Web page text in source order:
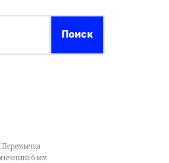
Перемычка
6 мм